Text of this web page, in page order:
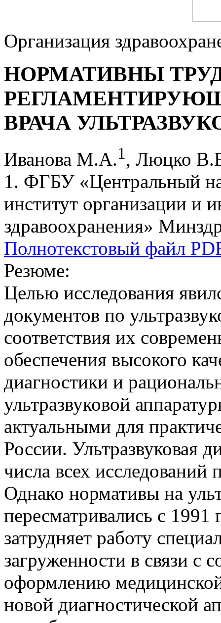
Организация
НОРМАТИВНЫ
ВРАЧА
Иванова М.А.1, Люцко
1. ФГБУ «Центральный
институт организации и
здравоохранения»
Полнотекстовый файл
Резюме:
Целью исследования
документов по
соответствия их
обеспечения высокого
диагностики и
ультразвуковой
актуальными для
России. Ультразвуковая
числа всех исследований
Однако нормативы на
пересматривались с 1991
затрудняет работу
загруженности в связи с
оформлению
новой диагностической